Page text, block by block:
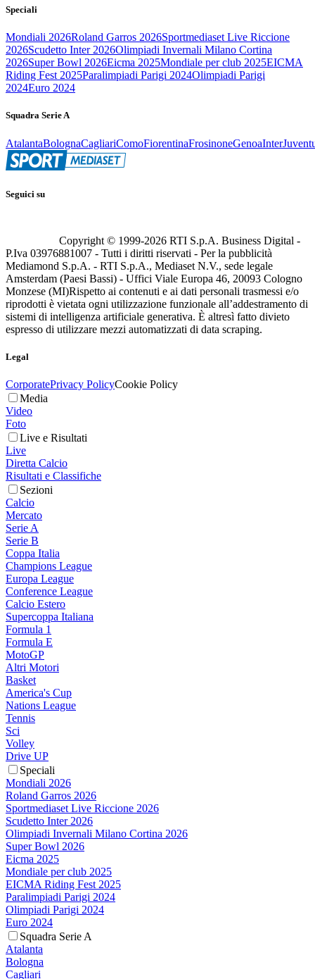
Speciali
Mondiali 2026Roland Garros 2026Sportmediaset Live Riccione
2026Scudetto Inter 2026Olimpiadi Invernali Milano Cortina
2026Super Bowl 2026Eicma 2025Mondiale per club 2025EICMA
Riding Fest 2025Paralimpiadi Parigi 2024Olimpiadi Parigi
2024Euro 2024
Squadra Serie A
AtalantaBolognaCagliariComoFiorentinaFrosinoneGenoaInter
Seguici su
Copyright © 1999-2026 RTI S.p.A. Business Digital -
P.Iva 03976881007 - Tutti i diritti riservati - Per la pubblicità
Mediamond S.p.A. - RTI S.p.A., Mediaset N.V., sede legale
Amsterdam (Paesi Bassi) - Uffici Viale Europa 46, 20093 Cologno
Monzese (MI)Rispetto ai contenuti e ai dati personali trasmessi e/o
riprodotti è vietata ogni utilizzazione funzionale all’addestramento di
sistemi di intelligenza artificiale generativa. È altresì fatto divieto
espresso di utilizzare mezzi automatizzati di data scraping.
Legal
CorporatePrivacy PolicyCookie Policy
Media
Video
Foto
Live e Risultati
Live
Diretta Calcio
Risultati e Classifiche
Sezioni
Calcio
Mercato
Serie A
Serie B
Coppa Italia
Champions League
Europa League
Conference League
Calcio Estero
Supercoppa Italiana
Formula 1
Formula E
MotoGP
Altri Motori
Basket
America's Cup
Nations League
Tennis
Sci
Volley
Drive UP
Speciali
Mondiali 2026
Roland Garros 2026
Sportmediaset Live Riccione 2026
Scudetto Inter 2026
Olimpiadi Invernali Milano Cortina 2026
Super Bowl 2026
Eicma 2025
Mondiale per club 2025
EICMA Riding Fest 2025
Paralimpiadi Parigi 2024
Olimpiadi Parigi 2024
Euro 2024
Squadra Serie A
Atalanta
Bologna
Cagliari